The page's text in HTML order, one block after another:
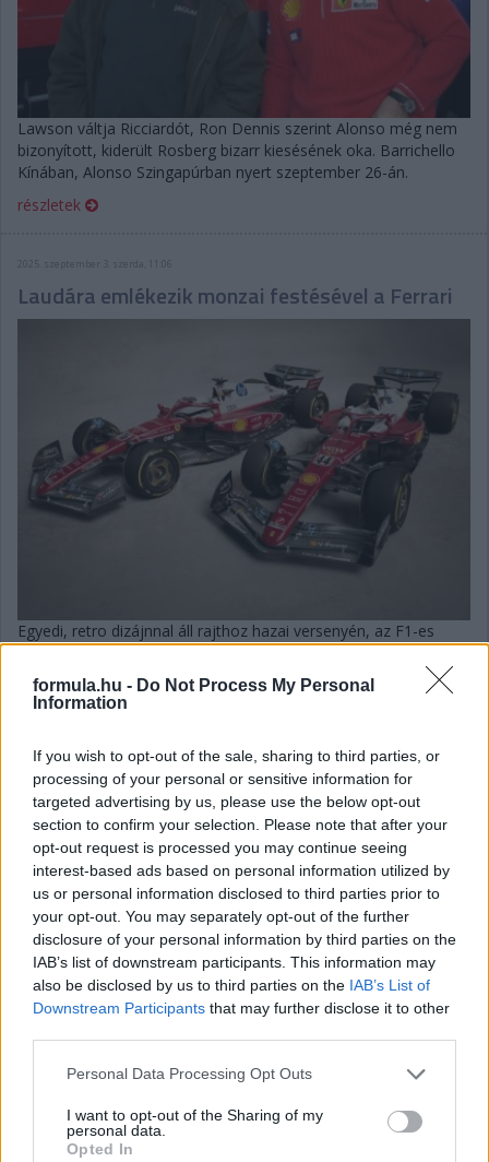
formula.hu - Do Not Process My Personal
Information
If you wish to opt-out of the sale, sharing to third parties, or
processing of your personal or sensitive information for
targeted advertising by us, please use the below opt-out
section to confirm your selection. Please note that after your
opt-out request is processed you may continue seeing
interest-based ads based on personal information utilized by
us or personal information disclosed to third parties prior to
your opt-out. You may separately opt-out of the further
disclosure of your personal information by third parties on the
IAB’s list of downstream participants. This information may
also be disclosed by us to third parties on the IAB’s List of
Downstream Participants that may further disclose it to other
Please note that this website/app uses one or more Google
not limited to your visit or usage behaviour. You may click to
grant or deny consent to Google and its third-party tags to
Personal Data Processing Opt Outs
I want to opt-out of the Sharing of my
personal data.
Opted In
Lawson váltja Ricciardót, Ron Dennis szerint Alonso még nem
bizonyított, kiderült Rosberg bizarr kiesésének oka. Barrichello
Kínában, Alonso Szingapúrban nyert szeptember 26-án.
részletek
2025. szeptember 3. szerda, 11:06
Laudára emlékezik monzai festésével a Ferrari
Egyedi, retro dizájnnal áll rajthoz hazai versenyén, az F1-es
Olasz Nagydíjon a Scuderia, amellyel legendás versenyzőjük 50
évvel ezelőtti első címszerzésére emlékeznek.
részletek
2025. augusztus 19. kedd, 07:50
F1-Archív: Nem megy Raikkönen a Red Bullhoz
A Ferrarit megvádolták, Lauda keményen ostorozta egykori
csapatát, Michael Schumacher rekorddal szerzett bajnoki címet,